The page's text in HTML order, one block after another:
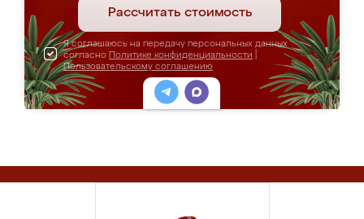
Рассчитать стоимость
Я соглашаюсь на передачу персональных данных
согласно Политике конфиденциальности
Пользовательскому соглашению